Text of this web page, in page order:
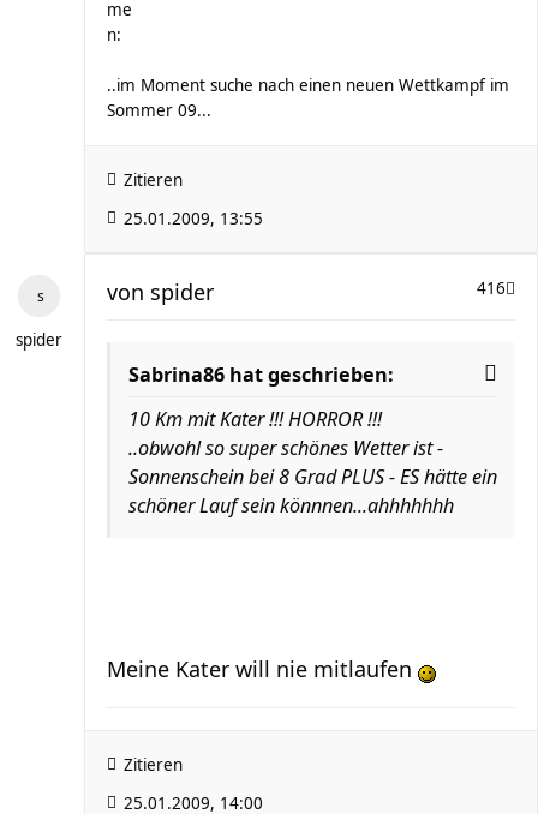
..im Moment suche nach einen neuen Wettkampf im
Sommer 09...
Zitieren
25.01.2009, 13:55
spider
416
von spider
Sabrina86 hat geschrieben:
10 Km mit Kater !!! HORROR !!!
..obwohl so super schönes Wetter ist -
Sonnenschein bei 8 Grad PLUS - ES hätte ein
schöner Lauf sein könnnen...ahhhhhhh
Meine Kater will nie mitlaufen
Zitieren
25.01.2009, 14:00